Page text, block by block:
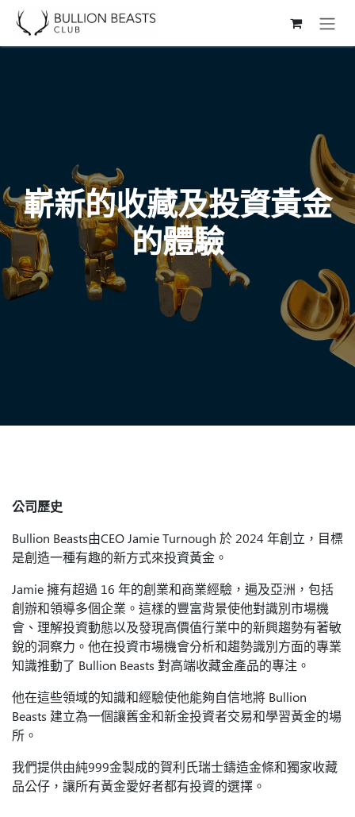
Skip to Content
嶄新的收藏及投資黃金
的體驗
公司歷史
Bullion Beasts由CEO Jamie Turnough 於 2024 年創立，目標
是創造一種有趣的新方式來投資黃金。
Jamie 擁有超過 16 年的創業和商業經驗，遍及亞洲，包括
創辦和領導多個企業。這樣的豐富背景使他對識別市場機
會、理解投資動態以及發現高價值行業中的新興趨勢有著敏
銳的洞察力。他在投資市場機會分析和趨勢識別方面的專業
知識推動了 Bullion Beasts 對高端收藏金產品的專注。
他在這些領域的知識和經驗使他能夠自信地將 Bullion
Beasts 建立為一個讓舊金和新金投資者交易和學習黃金的場
所。
我們提供由純999金製成的賀利氏瑞士鑄造金條和獨家收藏
品公仔，讓所有黃金愛好者都有投資的選擇。